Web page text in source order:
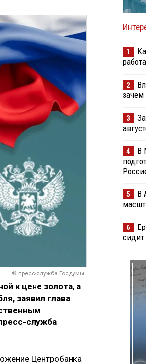
© пресс-служба Госдумы
к цене золота, а
заявил глава
служба
Центробанка
1
2
3
4
В
5
В
6
сидит